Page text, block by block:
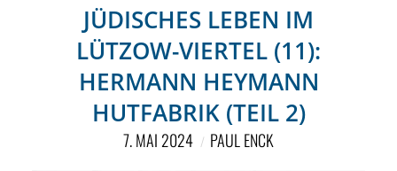
JÜDISCHES LEBEN IM
LÜTZOW-VIERTEL (11):
HERMANN HEYMANN
HUTFABRIK (TEIL 2)
7. MAI 2024 PAUL ENCK